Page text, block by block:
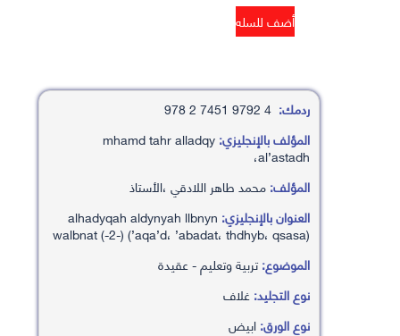
ردمك:
المؤلف بالإنجليزي:mhamd tahr alladqy
،al’astadh
المؤلف:محمد طاهر اللادقي ،الأستاذ
العنوان بالإنجليزي: alhadyqah aldynyah llbnyn
walbnat (-2-) (’aqa’d، ’abadat، thdhyb، qsasa)
الموضوع:تربية وتعليم - عقيدة
نوع التجليد:غلاف
نوع الورق:ابيض